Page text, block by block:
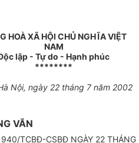
HOÀ XÃ HỘI CHỦ NGHĨA VIỆT
NAM
lập - Tự do - Hạnh phúc
********
Nội, ngày 22 tháng 7 năm 2002
VĂN
TCBĐ-CSBĐ NGÀY 22 THÁNG